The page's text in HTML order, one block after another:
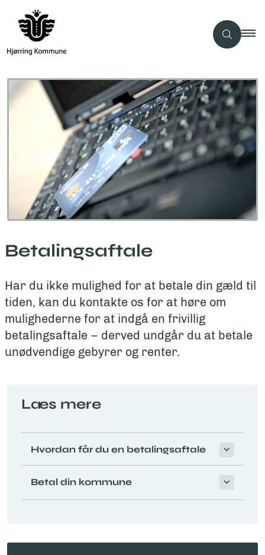
Betalingsaftale
Har du ikke mulighed for at betale din gæld til
tiden, kan du kontakte os for at høre om
mulighederne for at indgå en frivillig
betalingsaftale – derved undgår du at betale
unødvendige gebyrer og renter.
Læs mere
Hvordan får du en betalingsaftale
Betal din kommune